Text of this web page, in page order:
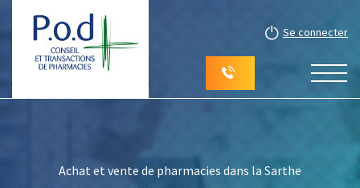
Se connecter
Achat et vente de pharmacies dans la Sarthe